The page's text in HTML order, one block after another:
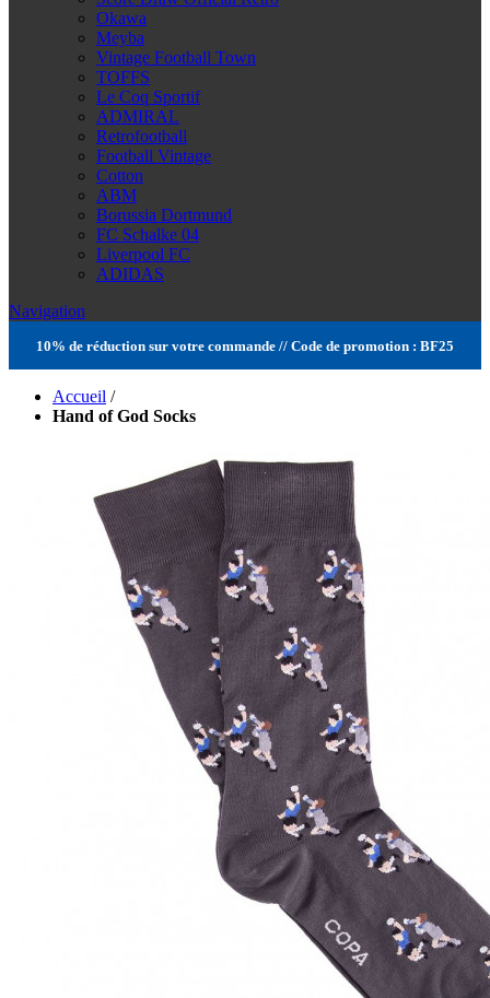
Okawa
Meyba
Vintage Football Town
TOFFS
Le Coq Sportif
ADMIRAL
Retrofootball
Football Vintage
Cotton
ABM
Borussia Dortmund
FC Schalke 04
Liverpool FC
ADIDAS
Navigation
10% de réduction sur votre commande // Code de promotion : BF25
Accueil /
Hand of God Socks